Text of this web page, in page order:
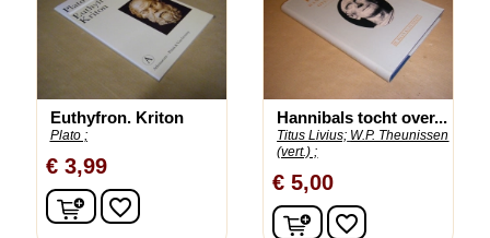
Euthyfron. Kriton
Plato ;
€ 3,99
In winkelwagen
favorite_border
Hannibals tocht over...
Titus Livius; W.P. Theunissen
(vert.) ;
€ 5,00
In winkelwagen
favorite_border